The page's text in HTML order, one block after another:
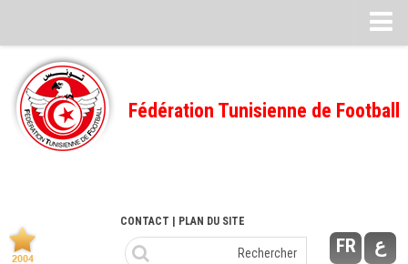
Feuille de match
FMI – 2022/2023
Ligue I – 2022/2023
Ligue I – 2020/2021
Fédération Tunisienne de Football
FR ع
CONTACT | PLAN DU SITE